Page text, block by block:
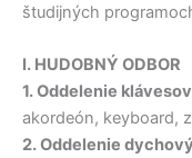
študijných
I. HUDOBNÝ ODBOR
1. Oddelenie
akordeón, keyboard,
2. Oddelenie